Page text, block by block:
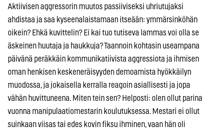
Aktiivisen aggressorin muutos passiiviseksi uhriutujaksi
ahdistaa ja saa kyseenalaistamaan itseään: ymmärsinköhän
oikein? Ehkä kuvittelin? Ei kai tuo tutiseva lammas voi olla se
äskeinen huutaja ja haukkuja? Taannoin kohtasin useampana
päivänä peräkkäin kommunikatiivista aggressiota ja ihmisen
oman henkisen keskeneräisyyden demoamista hyökkäilyn
muodossa, ja jokaisella kerralla reagoin asiallisesti ja jopa
vähän huvittuneena. Miten tein sen? Helposti: olen ollut parina
vuonna manipulaatiomestarin koulutuksessa. Mestari ei ollut
suinkaan viisas tai edes kovin fiksu ihminen, vaan hän oli